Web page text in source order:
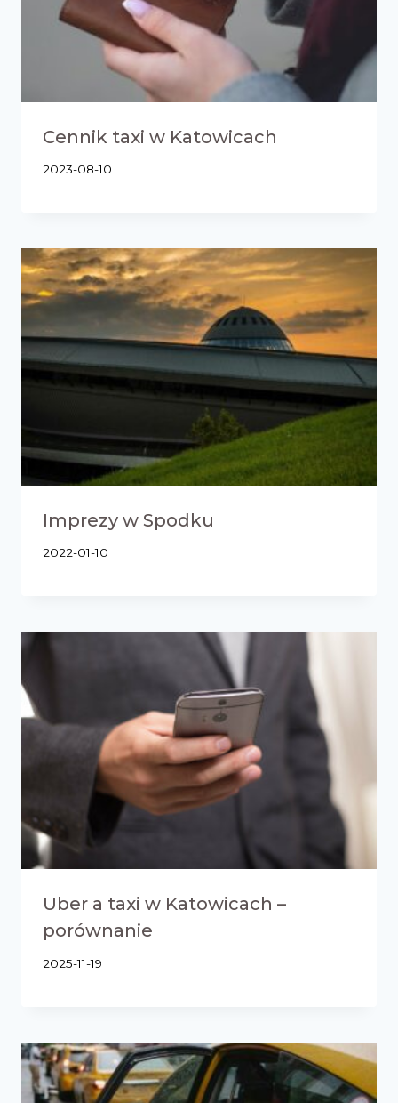
Cennik taxi w Katowicach
2023-08-10
Imprezy w Spodku
2022-01-10
Uber a taxi w Katowicach –
porównanie
2025-11-19